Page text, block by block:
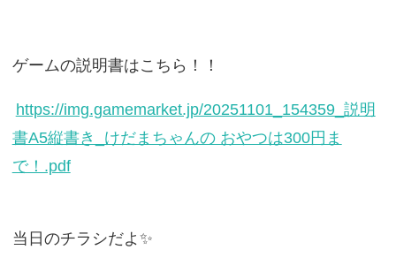
ゲームの説明書はこちら！！
https://img.gamemarket.jp/20251101_154359_説明
書A5縦書き_けだまちゃんの おやつは300円ま
で！.pdf
当日のチラシだよ✨